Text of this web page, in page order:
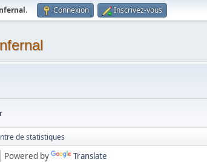
. Connexion Inscrivez-vous
de statistiques
Powered by Translate